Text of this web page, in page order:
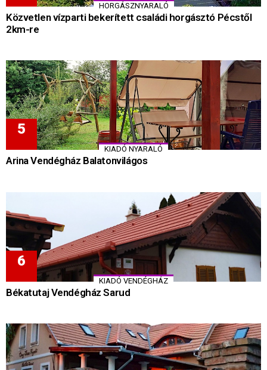
HORGÁSZNYARALÓ
Közvetlen vízparti bekerített családi horgásztó Pécstől
2km-re
KIADÓ NYARALÓ
Arina Vendégház Balatonvilágos
KIADÓ VENDÉGHÁZ
Békatutaj Vendégház Sarud